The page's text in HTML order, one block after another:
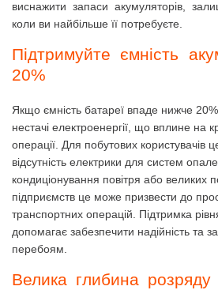
виснажити запаси акумуляторів,
коли ви найбільше її потребуєте.
Підтримуйте ємність
20%
Якщо ємність батареї впаде нижче
нестачі електроенергії, що вплине на
операції. Для побутових користувачів
відсутність електрики для систем
кондиціонування повітря або великих
підприємств це може призвести до
транспортних операцій. Підтримка
допомагає забезпечити надійність та
перебоям.
Велика глибина розряду